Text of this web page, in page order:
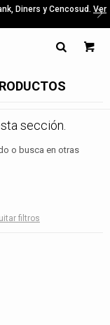
Diners y Cencosud. Ver
sección.
o busca en otras
filtros